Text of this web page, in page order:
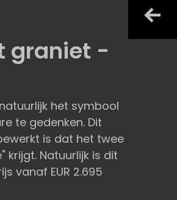
graniet -
het symbool
te gedenken. Dit
is dat het twee
krijgt. Natuurlijk is dit
vanaf EUR 2.695